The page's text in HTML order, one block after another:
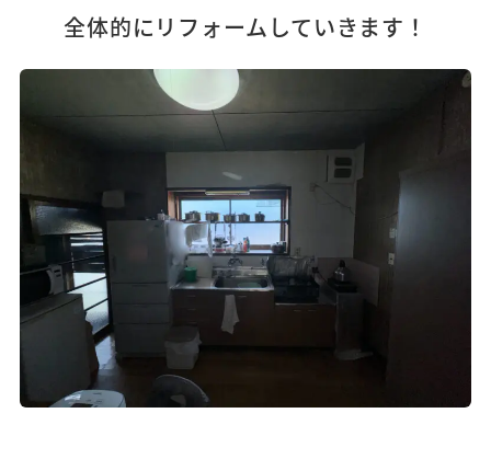
全体的にリフォームしていきます！